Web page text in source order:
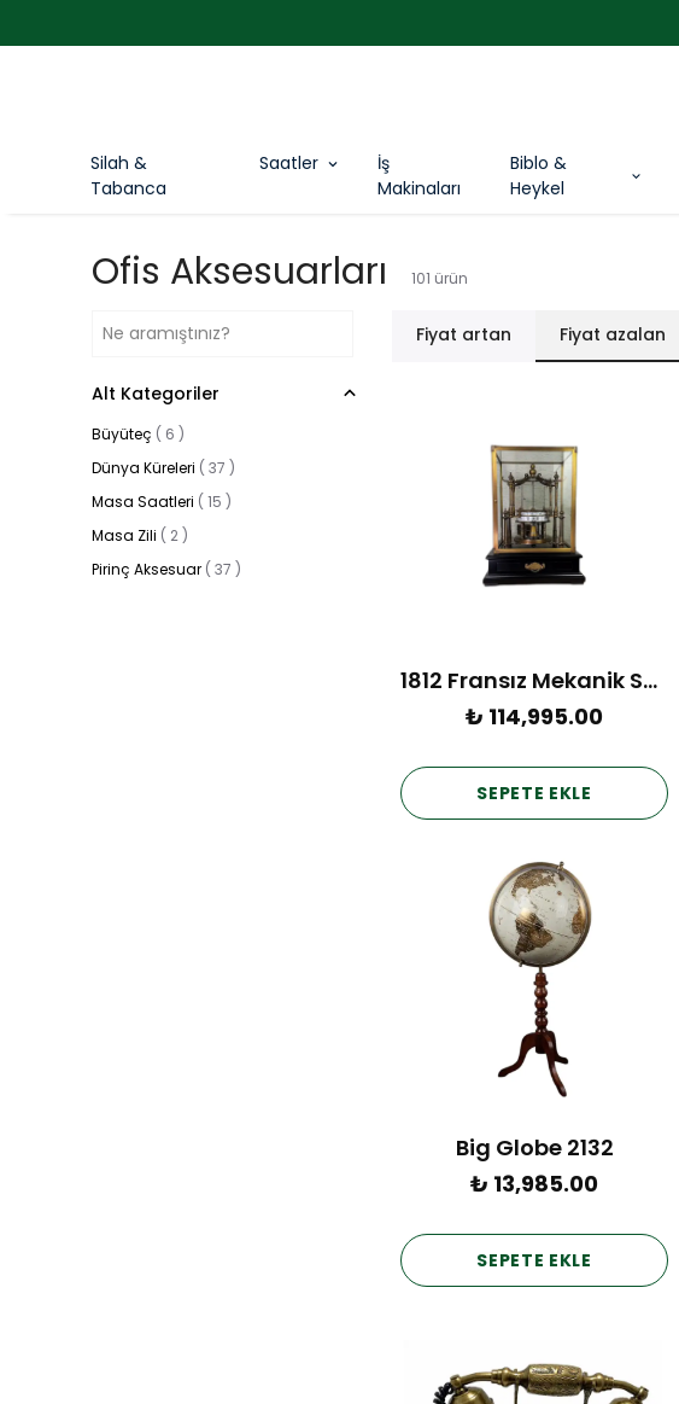
Silah &
Tabanca
Saatler
İş
Makinaları
Biblo &
Heykel
Ofis Aksesuarları 101 ürün
Fiyat artan Fiyat azalan
Alt Kategoriler
Büyüteç ( 6 )
Dünya Küreleri ( 37 )
Masa Saatleri ( 15 )
Masa Zili ( 2 )
Pirinç Aksesuar ( 37 )
1812 Fransız Mekanik Saat (JG9002-6)
₺ 114,995.00
SEPETE EKLE
Big Globe 2132
₺ 13,985.00
SEPETE EKLE